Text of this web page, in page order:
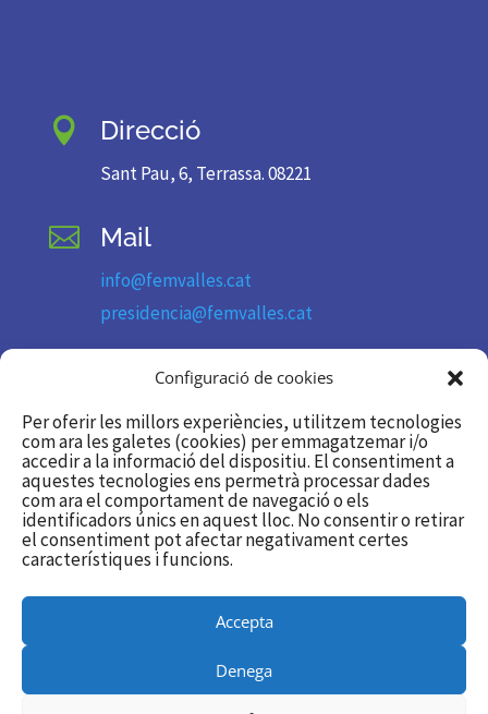
Configuració de cookies
Per oferir les millors experiències, utilitzem tecnologies
com ara les galetes (cookies) per emmagatzemar i/o
accedir a la informació del dispositiu. El consentiment a
aquestes tecnologies ens permetrà processar dades
com ara el comportament de navegació o els
identificadors únics en aquest lloc. No consentir o retirar
el consentiment pot afectar negativament certes
característiques i funcions.
Accepta
Denega
 Direcció
Sant Pau, 6, Terrassa. 08221
 Mail
info@femvalles.cat
presidencia@femvalles.cat
Telèfon
93 736 11 09
 Segueix-nos
Twitter/X
Linkedin
Utilitzem galetes per a oferir-te la millor experiència a la nostra
Podeu esbrinar més sobre quines galetes estem utilitzant o